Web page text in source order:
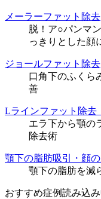
メーラーファット除去
脱！ア○パンマ
っきりとした顔
ジョールファット除去
口角下のふくら
善
Lラインファット除去
エラ下から顎の
除去術
顎下の脂肪吸引・顔の
顎下の脂肪を減
おすすめ症例読み込